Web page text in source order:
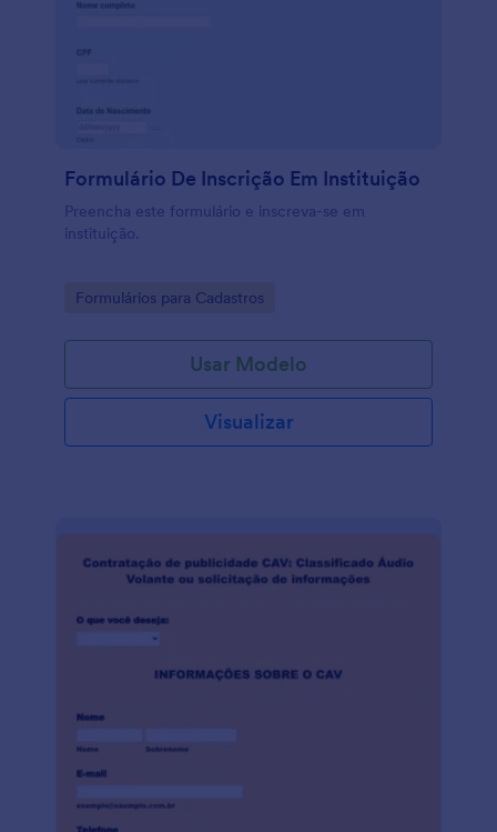
Formulário De Inscrição Em Instituição
Preencha este formulário e inscreva-se em
instituição.
Go to Category:
Formulários para Cadastros
Usar Modelo
Visualizar